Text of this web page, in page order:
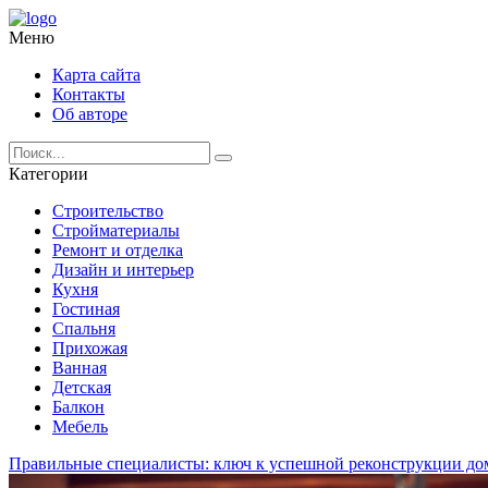
Меню
Карта сайта
Контакты
Об авторе
Категории
Строительство
Стройматериалы
Ремонт и отделка
Дизайн и интерьер
Кухня
Гостиная
Спальня
Прихожая
Ванная
Детская
Балкон
Мебель
Правильные специалисты: ключ к успешной реконструкции